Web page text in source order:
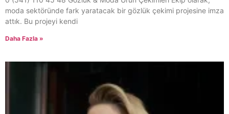
moda sektöründe fark yaratacak bir gözlük çekimi projesine imza
attık. Bu projeyi kendi
Daha Fazla »